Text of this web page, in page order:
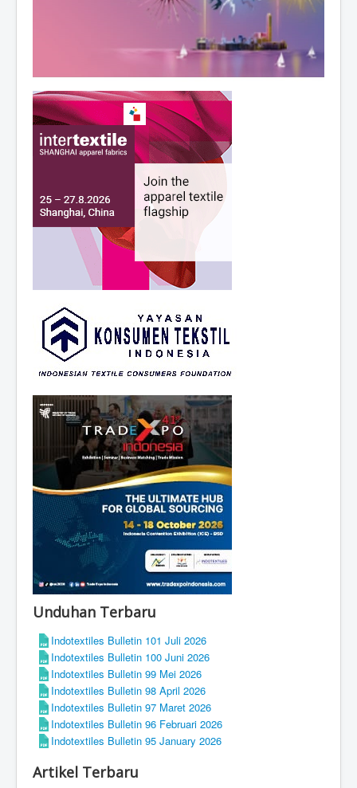
Unduhan Terbaru
Indotextiles Bulletin 101 Juli 2026
Indotextiles Bulletin 100 Juni 2026
Indotextiles Bulletin 99 Mei 2026
Indotextiles Bulletin 98 April 2026
Indotextiles Bulletin 97 Maret 2026
Indotextiles Bulletin 96 Februari 2026
Indotextiles Bulletin 95 January 2026
Artikel Terbaru